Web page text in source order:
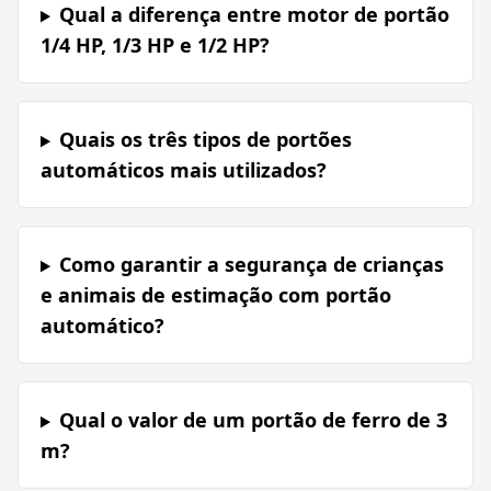
Qual a diferença entre motor de portão
1/4 HP, 1/3 HP e 1/2 HP?
Quais os três tipos de portões
automáticos mais utilizados?
Como garantir a segurança de crianças
e animais de estimação com portão
automático?
Qual o valor de um portão de ferro de 3
m?